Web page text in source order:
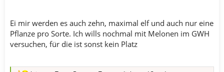
Ei mir werden es auch zehn, maximal elf und auch nur eine
Pflanze pro Sorte. Ich wills nochmal mit Melonen im GWH
versuchen, für die ist sonst kein Platz